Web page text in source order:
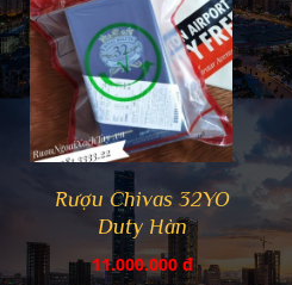
Rượu Chivas 32YO
Duty Hàn
11.000.000 đ